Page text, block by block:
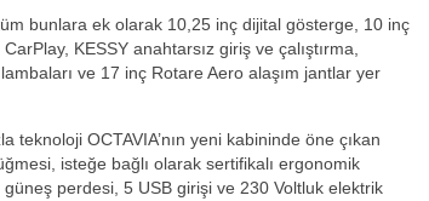
bunlara ek olarak 10,25 inç dijital gösterge, 10 inç
KESSY anahtarsız giriş ve çalıştırma,
ve 17 inç Rotare Aero alaşım jantlar yer
OCTAVIA’nın yeni kabininde öne çıkan
isteğe bağlı olarak sertifikalı ergonomik
perdesi, 5 USB girişi ve 230 Voltluk elektrik